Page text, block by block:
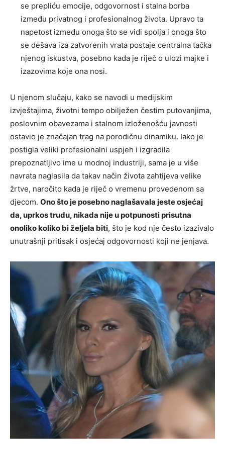
se prepliću emocije, odgovornost i stalna borba
između privatnog i profesionalnog života. Upravo ta
napetost između onoga što se vidi spolja i onoga što
se dešava iza zatvorenih vrata postaje centralna tačka
njenog iskustva, posebno kada je riječ o ulozi majke i
izazovima koje ona nosi.
U njenom slučaju, kako se navodi u medijskim
izvještajima, životni tempo obilježen čestim putovanjima,
poslovnim obavezama i stalnom izloženošću javnosti
ostavio je značajan trag na porodičnu dinamiku. Iako je
postigla veliki profesionalni uspjeh i izgradila
prepoznatljivo ime u modnoj industriji, sama je u više
navrata naglasila da takav način života zahtijeva velike
žrtve, naročito kada je riječ o vremenu provedenom sa
djecom. Ono što je posebno naglašavala jeste osjećaj
da, uprkos trudu, nikada nije u potpunosti prisutna
onoliko koliko bi željela biti, što je kod nje često izazivalo
unutrašnji pritisak i osjećaj odgovornosti koji ne jenjava.